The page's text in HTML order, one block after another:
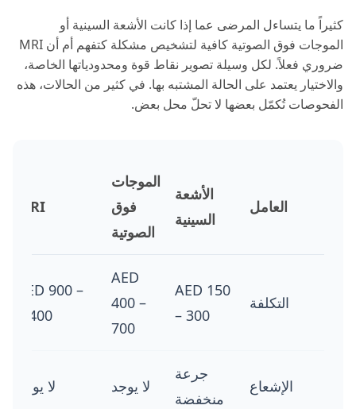
كثيراً ما يتساءل المرضى عما إذا كانت الأشعة السينية أو
الموجات فوق الصوتية كافية لتشخيص مشكلة كتفهم أم أن MRI
ضروري فعلاً. لكل وسيلة تصوير نقاط قوة ومحدودياتها الخاصة،
والاختيار يعتمد على الحالة المشتبه بها. في كثير من الحالات، هذه
الفحوصات تُكمّل بعضها لا تحلّ محل بعض.
العامل
الأشعة
السينية
الموجات
فوق
الصوتية
MRI
التكلفة
AED 150
– 300
AED
400 –
700
AED 900 –
1,400
الإشعاع
جرعة
منخفضة
لا يوجد لا يوجد